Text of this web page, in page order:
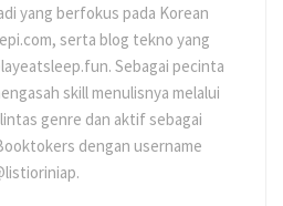
yang berfokus pada Korean
serta blog tekno yang
Sebagai pecinta
skill menulisnya melalui
genre dan aktif sebagai
dengan username